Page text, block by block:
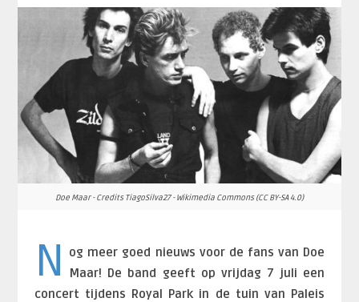
Doe Maar - Credits TiagoSilva27 - Wikimedia Commons (CC BY-SA 4.0)
N
og meer goed nieuws voor de fans van Doe
Maar! De band geeft op vrijdag 7 juli een
concert tijdens Royal Park in de tuin van Paleis